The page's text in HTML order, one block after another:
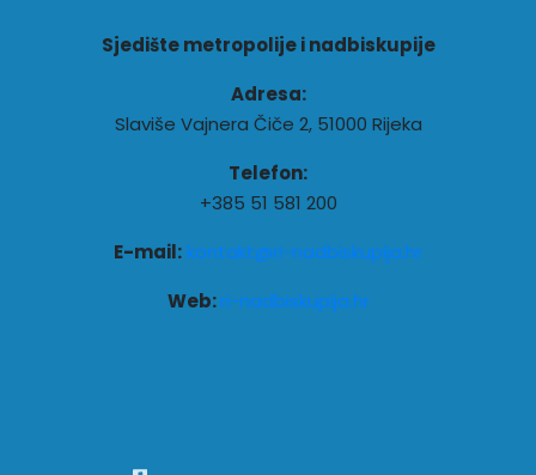
Sjedište metropolije i nadbiskupije
Adresa:
Slaviše Vajnera Čiče 2, 51000 Rijeka
Telefon:
+385 51 581 200
E-mail: kontakt@ri-nadbiskupija.hr
Web:ri-nadbiskupija.hr